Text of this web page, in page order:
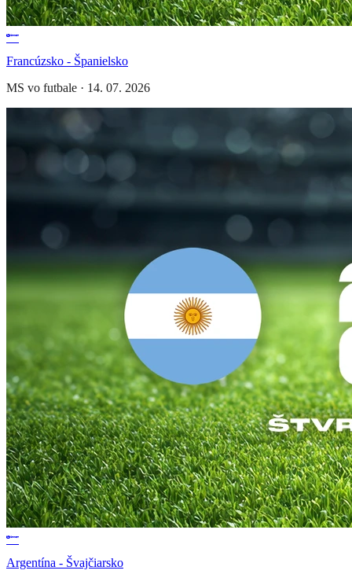
Francúzsko - Španielsko
MS vo futbale · 14. 07. 2026
Argentína - Švajčiarsko